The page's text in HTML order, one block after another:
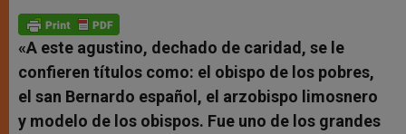
p
p
g
e
r
o
k
«A este agustino, dechado de caridad, se le
confieren títulos como: el obispo de los pobres,
el san Bernardo español, el arzobispo limosnero
y modelo de los obispos. Fue uno de los grandes